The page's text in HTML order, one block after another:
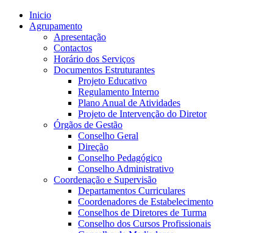
Inicio
Agrupamento
Apresentação
Contactos
Horário dos Serviços
Documentos Estruturantes
Projeto Educativo
Regulamento Interno
Plano Anual de Atividades
Projeto de Intervenção do Diretor
Órgãos de Gestão
Conselho Geral
Direção
Conselho Pedagógico
Conselho Administrativo
Coordenação e Supervisão
Departamentos Curriculares
Coordenadores de Estabelecimento
Conselhos de Diretores de Turma
Conselho dos Cursos Profissionais